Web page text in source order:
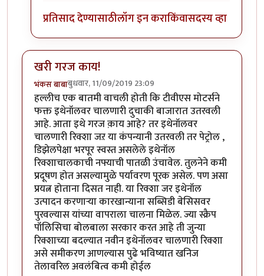
प्रतिसाद देण्यासाठीलॉग इन कराकिंवासदस्य व्हा
खरी गरज काय!
भंकस बाबाबुधवार, 11/09/2019 23:09
हल्लीच एक बातमी वाचली होती कि टीवीएस मोटर्सने
फक्त इथेनॉलवर चालणारी दुचाकी बाजारात उतरवली
आहे. आता इथे गरज क़ाय आहे? तर इथेनॉलवर
चालणारी रिक्शा जऱ या कंपन्यानी उतरवली तर पेट्रोल ,
डिझेलपेक्षा भरपूर स्वस्त असलेले इथेनॉल
रिक्शाचालकाची नफ्याची पातळी उंचावेल. तुलनेने कमी
प्रदूषण होत असल्यामुळे पर्यावरण पूरक असेल. पण असा
प्रयत्न होताना दिसत नाही. या रिक्शा जर इथेनॉल
उत्पादन करणाऱ्या कारखान्याना सब्सिडी बेसिसवर
पुरवल्यास यांच्या वापराला चालना मिळेल. ज्या स्क्रैप
पॉलिसिचा बोलबाला सरकार करत आहे ती जुन्या
रिक्शाच्या बदल्यात नवीन इथेनॉलवर चालणारी रिक्शा
असे समीकरण आणल्यास पुढे भविष्यात खनिज
तेलावरिल अवलंबित्व कमी होईल